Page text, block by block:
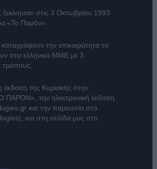
ξεκίνησαν στις 3 Οκτωβρίου 1993
«Το Παρόν».
την επικαιρότητα τα
στα ελληνικά ΜΜΕ με 3
τρόπους.
έκδοση της Κυριακής στην
ΠΑΡΟΝ» , την ηλεκτρονική έκδοση
και την παρουσία στο
, και στη σελίδα μας στο